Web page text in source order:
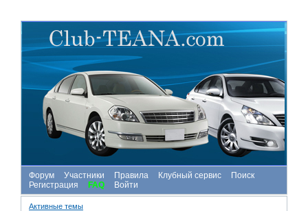
Форум Участники Правила Клубный сервис
Поиск
Регистрация
FAQ Войти
Активные темы